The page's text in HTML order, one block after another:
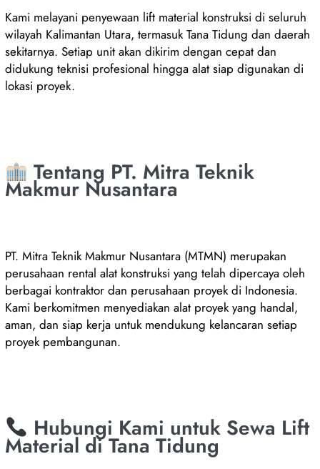
Kami melayani penyewaan lift material konstruksi di seluruh
wilayah Kalimantan Utara, termasuk Tana Tidung dan daerah
sekitarnya. Setiap unit akan dikirim dengan cepat dan
didukung teknisi profesional hingga alat siap digunakan di
lokasi proyek.
Tentang PT. Mitra Teknik
Makmur Nusantara
PT. Mitra Teknik Makmur Nusantara (MTMN) merupakan
perusahaan rental alat konstruksi yang telah dipercaya oleh
berbagai kontraktor dan perusahaan proyek di Indonesia.
Kami berkomitmen menyediakan alat proyek yang handal,
aman, dan siap kerja untuk mendukung kelancaran setiap
proyek pembangunan.
Hubungi Kami untuk Sewa Lift
Material di Tana Tidung